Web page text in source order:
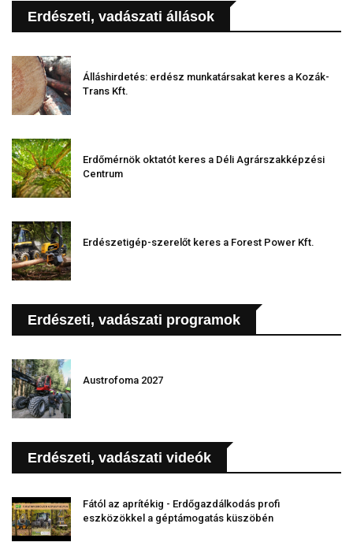
Erdészeti, vadászati állások
Álláshirdetés: erdész munkatársakat keres a Kozák-
Trans Kft.
Erdőmérnök oktatót keres a Déli Agrárszakképzési
Centrum
Erdészetigép-szerelőt keres a Forest Power Kft.
Erdészeti, vadászati programok
Austrofoma 2027
Erdészeti, vadászati videók
Fától az aprítékig - Erdőgazdálkodás profi
eszközökkel a géptámogatás küszöbén